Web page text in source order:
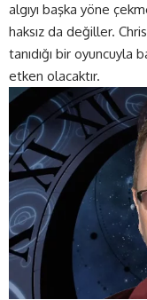
algıyı başka yöne
haksız da değiller.
tanıdığı bir oyuncuyla
etken olacaktır.